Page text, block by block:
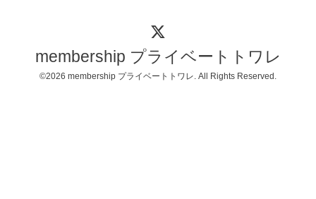
membership プライベートトワレ
©2026 membership プライベートトワレ. All Rights Reserved.